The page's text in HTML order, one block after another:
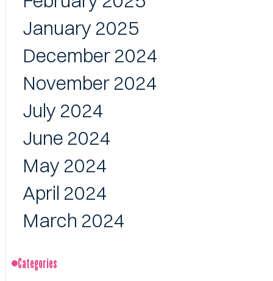
January 2025
December 2024
November 2024
July 2024
June 2024
May 2024
April 2024
March 2024
Categories